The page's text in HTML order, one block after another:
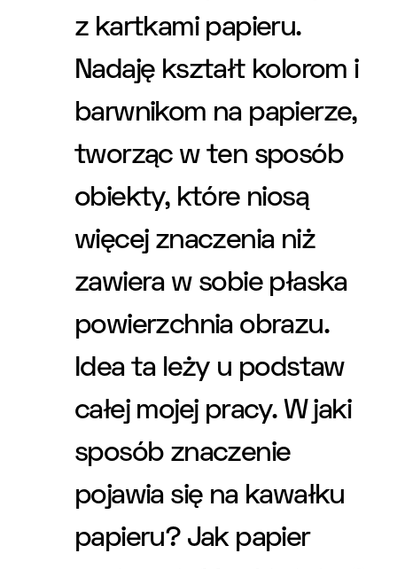
z kartkami papieru.
Nadaję kształt kolorom i
barwnikom na papierze,
tworząc w ten sposób
obiekty, które niosą
więcej znaczenia niż
zawiera w sobie płaska
powierzchnia obrazu.
Idea ta leży u podstaw
całej mojej pracy. W jaki
sposób znaczenie
pojawia się na kawałku
papieru? Jak papier